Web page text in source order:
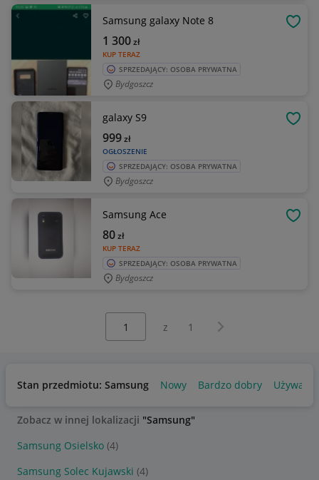
Samsung galaxy Note 8
KUP TERAZ
1 300zł
SPRZEDAJĄCY: OSOBA PRYWATNA
Bydgoszcz
galaxy S9
OGŁOSZENIE
999zł
SPRZEDAJĄCY: OSOBA PRYWATNA
Bydgoszcz
Samsung Ace
KUP TERAZ
80zł
SPRZEDAJĄCY: OSOBA PRYWATNA
Bydgoszcz
z 1 Następna strona
Stan przedmiotu: Samsung Nowy Bardzo dobry Używany
Zobacz w innej lokalizacji "Samsung"
Samsung Osielsko (4)
Samsung Solec Kujawski (4)